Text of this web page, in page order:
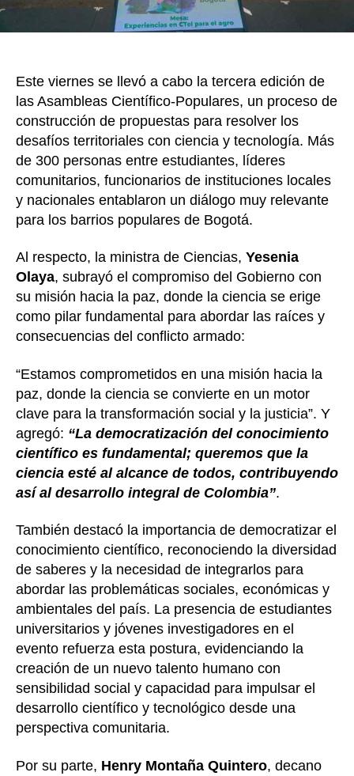
Este viernes se llevó a cabo la tercera edición de
las Asambleas Científico-Populares, un proceso de
construcción de propuestas para resolver los
desafíos territoriales con ciencia y tecnología. Más
de 300 personas entre estudiantes, líderes
comunitarios, funcionarios de instituciones locales
y nacionales entablaron un diálogo muy relevante
para los barrios populares de Bogotá.
Al respecto, la ministra de Ciencias, Yesenia
Olaya, subrayó el compromiso del Gobierno con
su misión hacia la paz, donde la ciencia se erige
como pilar fundamental para abordar las raíces y
consecuencias del conflicto armado:
“Estamos comprometidos en una misión hacia la
paz, donde la ciencia se convierte en un motor
clave para la transformación social y la justicia”. Y
agregó: “La democratización del conocimiento
científico es fundamental; queremos que la
ciencia esté al alcance de todos, contribuyendo
así al desarrollo integral de Colombia”.
También destacó la importancia de democratizar el
conocimiento científico, reconociendo la diversidad
de saberes y la necesidad de integrarlos para
abordar las problemáticas sociales, económicas y
ambientales del país. La presencia de estudiantes
universitarios y jóvenes investigadores en el
evento refuerza esta postura, evidenciando la
creación de un nuevo talento humano con
sensibilidad social y capacidad para impulsar el
desarrollo científico y tecnológico desde una
perspectiva comunitaria.
Por su parte, Henry Montaña Quintero, decano